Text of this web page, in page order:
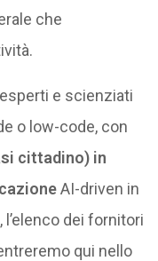
che
e scienziati
o low-code, con
cittadino) in
AI-driven in
dei fornitori
qui nello